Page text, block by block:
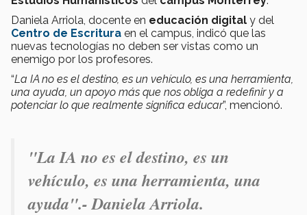
Daniela Arriola, docente en educación digital y del
Centro de Escritura en el campus, indicó que las
nuevas tecnologías no deben ser vistas como un
enemigo por los profesores.
“La IA no es el destino, es un vehículo, es una herramienta,
una ayuda, un apoyo más que nos obliga a redefinir y a
potenciar lo que realmente significa educar”, mencionó.
"La IA no es el destino, es un
vehículo, es una herramienta, una
ayuda".- Daniela Arriola.